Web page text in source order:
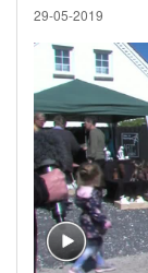
29-05-2019